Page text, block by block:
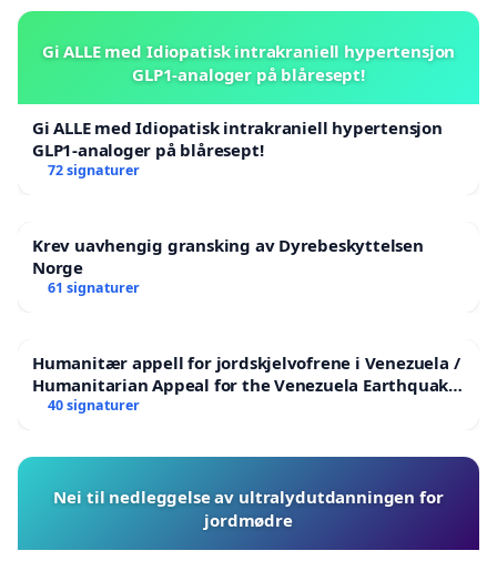
Gi ALLE med Idiopatisk intrakraniell hypertensjon
GLP1-analoger på blåresept!
Gi ALLE med Idiopatisk intrakraniell hypertensjon
GLP1-analoger på blåresept!
72 signaturer
Krev uavhengig gransking av Dyrebeskyttelsen
Norge
61 signaturer
Humanitær appell for jordskjelvofrene i Venezuela /
Humanitarian Appeal for the Venezuela Earthquake
Victims
40 signaturer
Nei til nedleggelse av ultralydutdanningen for
jordmødre